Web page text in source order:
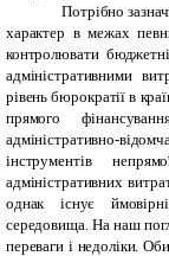
Потрібно
характер в межах
контролювати
адміністративними
рівень бюрократії в
прямого
адміністративно-
інструментів
адміністративних
однак існує
середовища. На наш
переваги і недоліки.